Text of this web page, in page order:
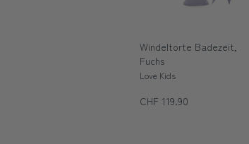
Windeltorte Badezeit,
Fuchs
Love Kids
CHF 119.90